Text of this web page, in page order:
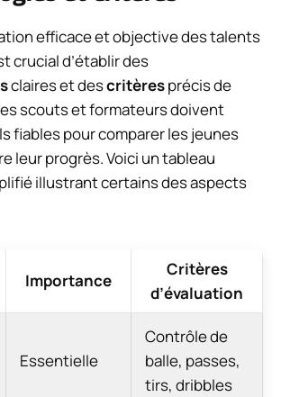
efficace et objective des talents
crucial d’établir des
claires et descritèresprécis de
scouts et formateurs doivent
fiables pour comparer les jeunes
leur progrès. Voici un tableau
illustrant certains des aspects
Importance
Critères
d’évaluation
Essentielle
Contrôle de
balle, passes,
tirs, dribbles